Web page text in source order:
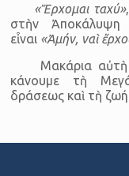
«Ἔρχομαι ταχύ»
στὴν Ἀποκάλυψη
εἶναι «Ἀμήν, ναὶ
Μακάρια
κάνουμε τὴ
δράσεως καὶ τὴ